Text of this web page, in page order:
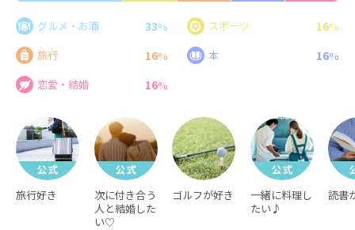
グルメ・お酒 33% スポーツ 16%
旅行
16% 本 16%
恋愛・結婚
16%
旅行好き
次に付き合う
人と結婚した
い♡
ゴルフが好き
一緒に料理し
たい♪
読書